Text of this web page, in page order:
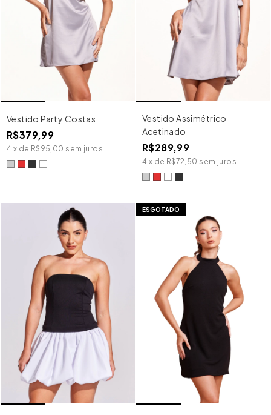
Vestido Party Costas
R$379,99
4 x de R$95,00 sem juros
Vestido Assimétrico
Acetinado
R$289,99
4 x de R$72,50 sem juros
ESGOTADO